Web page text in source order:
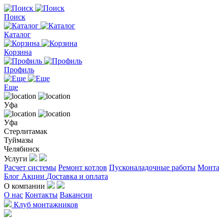
Поиск
Каталог
Корзина
Профиль
Еще
Уфа
Уфа
Стерлитамак
Туймазы
Челябинск
Услуги
Расчет системы Ремонт котлов Пусконаладочные работы
Блог Акции Доставка и оплата
О компании
О нас Контакты Вакансии
Клуб монтажников